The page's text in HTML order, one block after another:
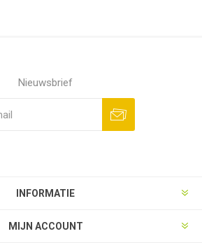
Nieuwsbrief
INFORMATIE
MIJN ACCOUNT